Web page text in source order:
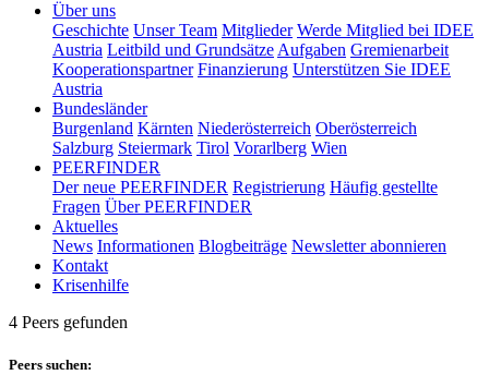
Über uns
Geschichte Unser Team Mitglieder Werde Mitglied bei IDEE
Austria Leitbild und Grundsätze Aufgaben Gremienarbeit
Kooperationspartner Finanzierung Unterstützen Sie IDEE
Austria
Bundesländer
Burgenland Kärnten Niederösterreich Oberösterreich
Salzburg Steiermark Tirol Vorarlberg Wien
PEERFINDER
Der neue PEERFINDER Registrierung Häufig gestellte
Fragen Über PEERFINDER
Aktuelles
News Informationen Blogbeiträge Newsletter abonnieren
Kontakt
Krisenhilfe
4 Peers gefunden
Peers suchen: